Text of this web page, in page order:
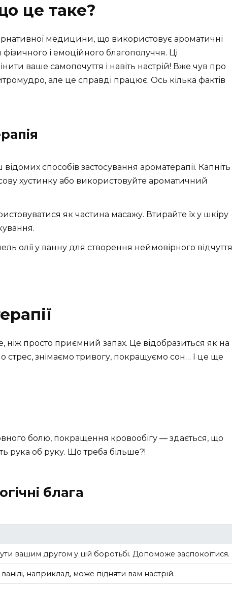
це таке?
медицини, що використовує ароматичні
і емоційного благополуччя. Ці
ваше самопочуття і навіть настрій! Вже чув про
але це справді працює. Ось кілька фактів
способів застосування ароматерапії. Капніть
хустинку або використовуйте ароматичний
як частина масажу. Втирайте їх у шкіру
олії у ванну для створення неймовірного відчуття
просто приємний запах. Це відобразиться як на
стрес, знімаємо тривогу, покращуємо сон… І це ще
болю, покращення кровообігу — здається, що
рука об руку. Що треба більше?!
блага
вашим другом у цій боротьбі. Допоможе заспокоїтися.
наприклад, може підняти вам настрій.